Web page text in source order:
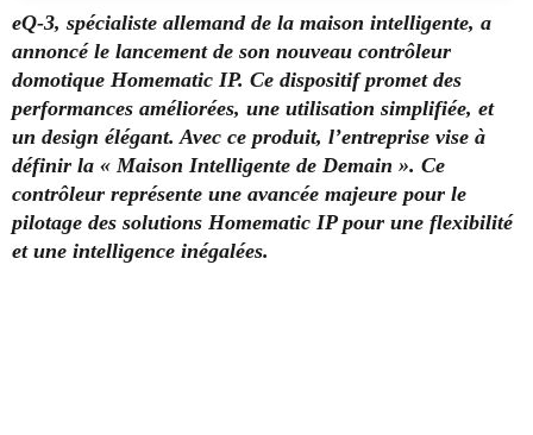
eQ-3, spécialiste allemand de la maison intelligente, a
annoncé le lancement de son nouveau contrôleur
domotique Homematic IP. Ce dispositif promet des
performances améliorées, une utilisation simplifiée, et
un design élégant. Avec ce produit, l’entreprise vise à
définir la « Maison Intelligente de Demain ». Ce
contrôleur représente une avancée majeure pour le
pilotage des solutions Homematic IP pour une flexibilité
et une intelligence inégalées.